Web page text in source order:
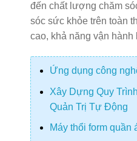
đến chất lượng chăm
sóc sức khỏe trên toàn
cao, khả năng vận
Ứng dụng công
Xây Dựng Quy
Quản Trị Tự Động
Máy thổi form quần